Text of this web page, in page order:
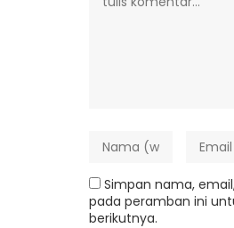
Simpan nama,
pada peramban ini
berikutnya.